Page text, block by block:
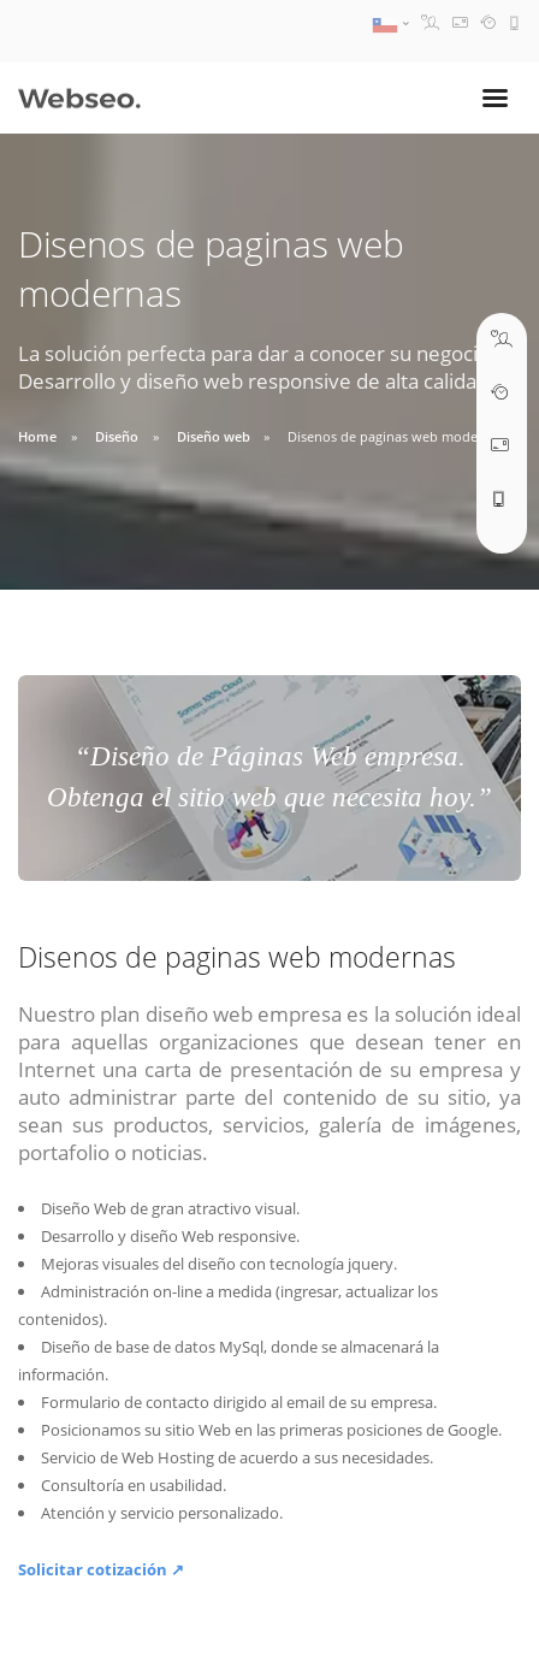
Disenos de paginas web
modernas
La solución perfecta para dar a conocer su negocio.
Desarrollo y diseño web responsive de alta calidad.
Home Diseño Diseño web Disenos de paginas web modernas
“Diseño de Páginas Web empresa.
Obtenga el sitio web que necesita hoy.”
Disenos de paginas web modernas
Nuestro plan diseño web empresa es la solución ideal
para aquellas organizaciones que desean tener en
Internet una carta de presentación de su empresa y
auto administrar parte del contenido de su sitio, ya
sean sus productos, servicios, galería de imágenes,
portafolio o noticias.
Diseño Web de gran atractivo visual.
Desarrollo y diseño Web responsive.
Mejoras visuales del diseño con tecnología jquery.
Administración on-line a medida (ingresar, actualizar los
contenidos).
Diseño de base de datos MySql, donde se almacenará la
información.
Formulario de contacto dirigido al email de su empresa.
Posicionamos su sitio Web en las primeras posiciones de Google.
Servicio de Web Hosting de acuerdo a sus necesidades.
Consultoría en usabilidad.
Atención y servicio personalizado.
Solicitar cotización ↗
09:30 AM A 18:30 PM
soporte@webseo.cl